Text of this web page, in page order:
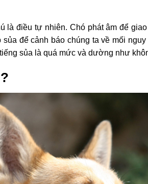
là điều tự nhiên. Chó phát âm để
để cảnh báo chúng ta về mối
sủa là quá mức và dường như